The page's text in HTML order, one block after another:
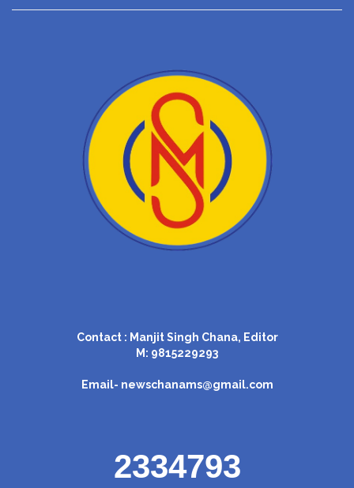
Contact : Manjit Singh Chana, Editor
M: 9815229293
Email- newschanams@gmail.com
2334793